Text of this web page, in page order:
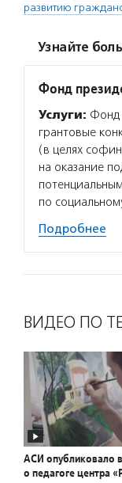
развитию
Узнайте
Фонд
Услуги: Фонд
грантовые
(в целях
на оказание
по
Подробнее
ВИДЕО ПО
АСИ опубликовало
о педагоге центра